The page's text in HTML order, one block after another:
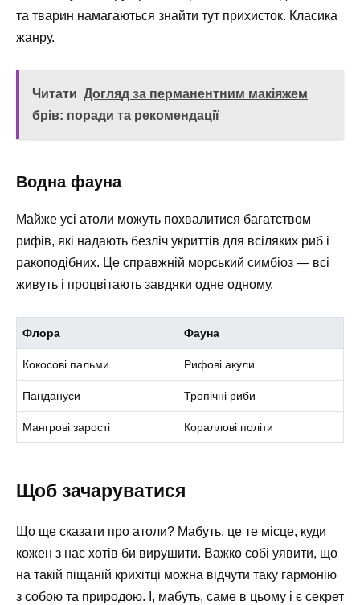
та тварин намагаються знайти тут прихисток. Класика
жанру.
Читати Догляд за перманентним макіяжем
брів: поради та рекомендації
Водна фауна
Майже усі атоли можуть похвалитися багатством
рифів, які надають безліч укриттів для всіляких риб і
ракоподібних. Це справжній морський симбіоз — всі
живуть і процвітають завдяки одне одному.
Флора Фауна
Кокосові пальми Рифові акули
Пандануси Тропічні риби
Мангрові зарості Кораллові політи
Щоб зачаруватися
Що ще сказати про атоли? Мабуть, це те місце, куди
кожен з нас хотів би вирушити. Важко собі уявити, що
на такій піщаній крихітці можна відчути таку гармонію
з собою та природою. І, мабуть, саме в цьому і є секрет